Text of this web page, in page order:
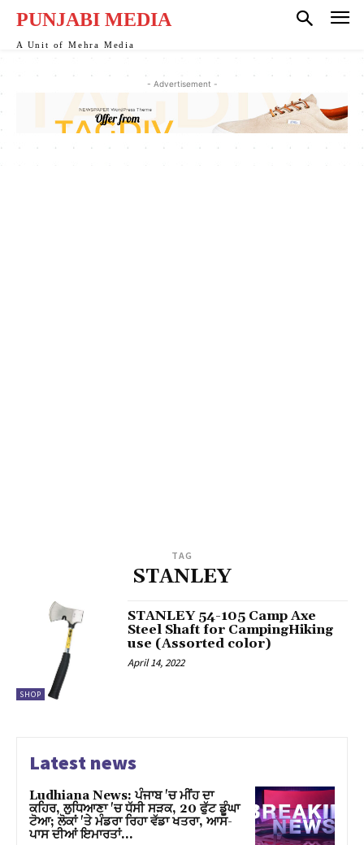
PUNJABI MEDIA
A Unit of Mehra Media
- Advertisement -
TAG
STANLEY
SHOP
STANLEY 54-105 Camp Axe
Steel Shaft for CampingHiking
use (Assorted color)
April 14, 2022
Latest news
Ludhiana News: ਪੰਜਾਬ 'ਚ ਮੀਂਹ ਦਾ
ਕਹਿਰ, ਲੁਧਿਆਣਾ 'ਚ ਧੱਸੀ ਸੜਕ, 20 ਫੁੱਟ ਡੂੰਘਾ
ਟੋਆ; ਲੋਕਾਂ 'ਤੇ ਮੰਡਰਾ ਰਿਹਾ ਵੱਡਾ ਖਤਰਾ, ਆਸ-
ਪਾਸ ਦੀਆਂ ਇਮਾਰਤਾਂ…